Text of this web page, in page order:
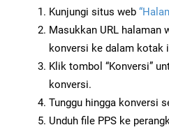
Kunjungi situs web
Masukkan URL halaman
konversi ke dalam kotak
Klik tombol “Konversi”
konversi.
Tunggu hingga konversi
Unduh file PPS ke